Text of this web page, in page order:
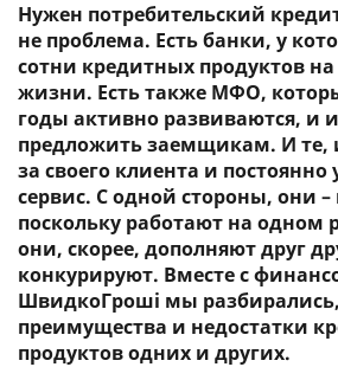
Нужен потребительский
не проблема. Есть банки, у
сотни кредитных продуктов на
жизни. Есть также МФО,
годы активно развиваются, и
предложить заемщикам. И те,
за своего клиента и
сервис. С одной стороны, они
поскольку работают на одном
они, скорее, дополняют друг
конкурируют. Вместе с
ШвидкоГроші мы
преимущества и недостатки
продуктов одних и других.